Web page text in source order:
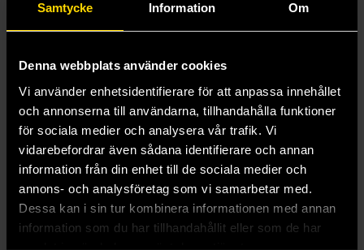
Samtycke Information Om
Denna webbplats använder cookies
Vi använder enhetsidentifierare för att anpassa innehållet
och annonserna till användarna, tillhandahålla funktioner
för sociala medier och analysera vår trafik. Vi
vidarebefordrar även sådana identifierare och annan
information från din enhet till de sociala medier och
annons- och analysföretag som vi samarbetar med.
Dessa kan i sin tur kombinera informationen med annan
information som du har tillhandahållit eller som de har
samlat in när du har använt deras tjänster.
Pandemi
Maths Claesson
129 kr
Beställ